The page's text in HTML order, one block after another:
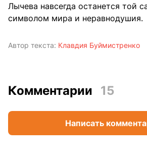
Лычева навсегда останется той
символом мира и неравнодушия.
Автор текста: Клавдия Буймистренко
Комментарии 15
Написать